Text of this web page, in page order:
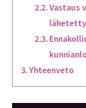
Vastaus
Yhteenveto